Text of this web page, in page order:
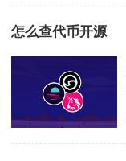
怎么查代币开源